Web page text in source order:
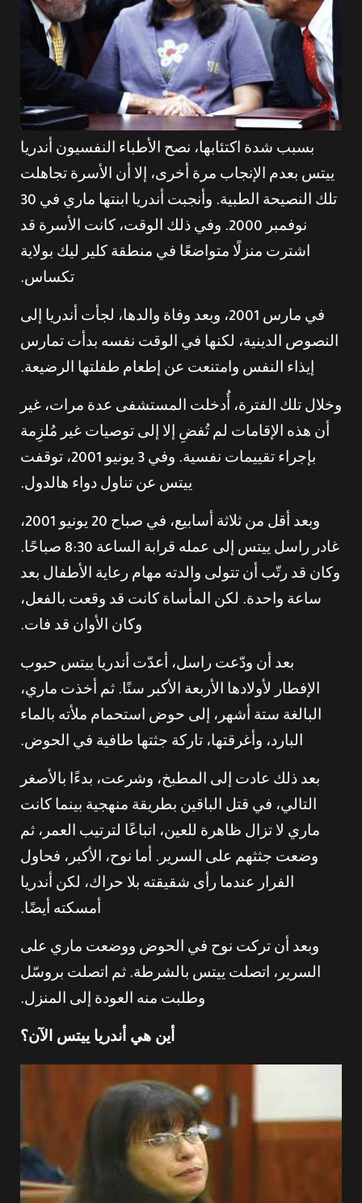
بسبب شدة اكتئابها، نصح الأطباء النفسيون أندريا
ييتس بعدم الإنجاب مرة أخرى، إلا أن الأسرة تجاهلت
تلك النصيحة الطبية. وأنجبت أندريا ابنتها ماري في 30
نوفمبر 2000. وفي ذلك الوقت، كانت الأسرة قد
اشترت منزلًا متواضعًا في منطقة كلير ليك بولاية
تكساس.
في مارس 2001، وبعد وفاة والدها، لجأت أندريا إلى
النصوص الدينية، لكنها في الوقت نفسه بدأت تمارس
إيذاء النفس وامتنعت عن إطعام طفلتها الرضيعة.
وخلال تلك الفترة، أُدخلت المستشفى عدة مرات، غير
أن هذه الإقامات لم تُفضِ إلا إلى توصيات غير مُلزِمة
بإجراء تقييمات نفسية. وفي 3 يونيو 2001، توقفت
ييتس عن تناول دواء هالدول.
وبعد أقل من ثلاثة أسابيع، في صباح 20 يونيو 2001،
غادر راسل ييتس إلى عمله قرابة الساعة 8:30 صباحًا.
وكان قد رتّب أن تتولى والدته مهام رعاية الأطفال بعد
ساعة واحدة. لكن المأساة كانت قد وقعت بالفعل،
وكان الأوان قد فات.
بعد أن ودّعت راسل، أعدّت أندريا ييتس حبوب
الإفطار لأولادها الأربعة الأكبر سنًا. ثم أخذت ماري،
البالغة ستة أشهر، إلى حوض استحمام ملأته بالماء
البارد، وأغرقتها، تاركة جثتها طافية في الحوض.
بعد ذلك عادت إلى المطبخ، وشرعت، بدءًا بالأصغر
التالي، في قتل الباقين بطريقة منهجية بينما كانت
ماري لا تزال ظاهرة للعين، اتباعًا لترتيب العمر، ثم
وضعت جثثهم على السرير. أما نوح، الأكبر، فحاول
الفرار عندما رأى شقيقته بلا حراك، لكن أندريا
أمسكته أيضًا.
وبعد أن تركت نوح في الحوض ووضعت ماري على
السرير، اتصلت ييتس بالشرطة. ثم اتصلت بروسّل
وطلبت منه العودة إلى المنزل.
أين هي أندريا ييتس الآن؟